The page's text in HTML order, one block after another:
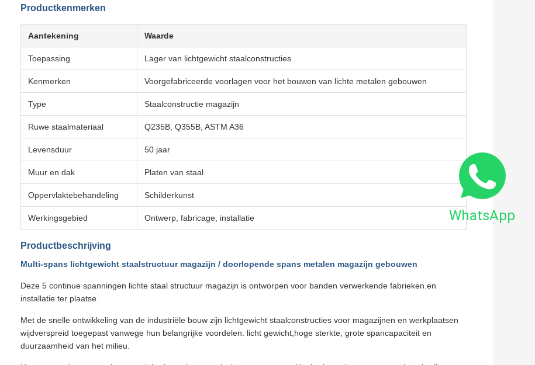
Productkenmerken
Aantekening Waarde
Toepassing Lager van lichtgewicht staalconstructies
Kenmerken Voorgefabriceerde voorlagen voor het bouwen van lichte metalen gebouwen
Type Staalconstructie magazijn
Ruwe staalmateriaal Q235B, Q355B, ASTM A36
Levensduur 50 jaar
Muur en dak Platen van staal
Oppervlaktebehandeling Schilderkunst
Werkingsgebied Ontwerp, fabricage, installatie
Productbeschrijving
Multi-spans lichtgewicht staalstructuur magazijn / doorlopende spans metalen magazijn gebouwen
Deze 5 continue spanningen lichte staal structuur magazijn is ontworpen voor banden verwerkende fabrieken.en
installatie ter plaatse.
Met de snelle ontwikkeling van de industriële bouw zijn lichtgewicht staalconstructies voor magazijnen en werkplaatsen
wijdverspreid toegepast vanwege hun belangrijke voordelen: licht gewicht,hoge sterkte, grote spancapaciteit en
duurzaamheid van het milieu.
WhatsApp